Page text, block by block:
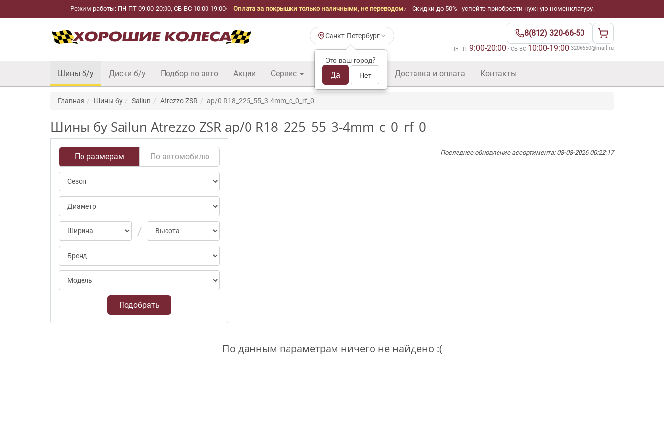
Режим работы: ПН-ПТ 09:00-20:00, СБ-ВС 10:00-19:00 Оплата за покрышки только наличными, не переводом. Скидки до 50% - успейте приобрести нужную номенклатуру.
Санкт-Петербург
Это ваш город?
Да Нет
8(812) 320-66-50
ПН-ПТ 9:00-20:00 · СБ-ВС 10:00-19:00·3206650@mail.ru
Шины б/у Диски б/у Подбор по авто Акции Сервис Шины б/у оптом Доставка и оплата Контакты
Главная Шины бу Sailun Atrezzo ZSR ap/0 R18_225_55_3-4mm_c_0_rf_0
Шины бу Sailun Atrezzo ZSR ap/0 R18_225_55_3-4mm_c_0_rf_0
По размерам По автомобилю
Подобрать
Последнее обновление ассортимента: 08-08-2026 00:22:17
По данным параметрам ничего не найдено :(